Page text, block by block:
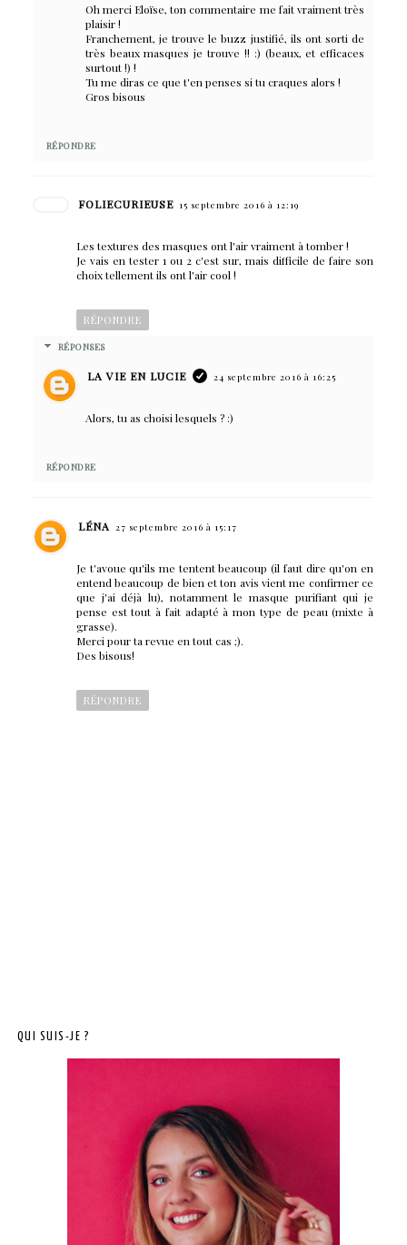
Oh merci Eloïse, ton commentaire me fait vraiment très
plaisir !
Franchement, je trouve le buzz justifié, ils ont sorti de
très beaux masques je trouve !! :) (beaux, et efficaces
surtout !) !
Tu me diras ce que t'en penses si tu craques alors !
Gros bisous
RÉPONDRE
FOLIECURIEUSE 15 septembre 2016 à 12:19
Les textures des masques ont l'air vraiment à tomber !
Je vais en tester 1 ou 2 c'est sur, mais difficile de faire son
choix tellement ils ont l'air cool !
RÉPONDRE
RÉPONSES
LA VIE EN LUCIE 24 septembre 2016 à 16:25
Alors, tu as choisi lesquels ? :)
RÉPONDRE
LÉNA 27 septembre 2016 à 15:17
Je t'avoue qu'ils me tentent beaucoup (il faut dire qu'on en
entend beaucoup de bien et ton avis vient me confirmer ce
que j'ai déjà lu), notamment le masque purifiant qui je
pense est tout à fait adapté à mon type de peau (mixte à
grasse).
Merci pour ta revue en tout cas ;).
Des bisous!
RÉPONDRE
QUI SUIS-JE ?